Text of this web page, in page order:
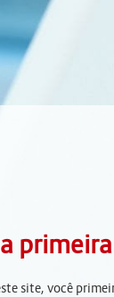
site, você